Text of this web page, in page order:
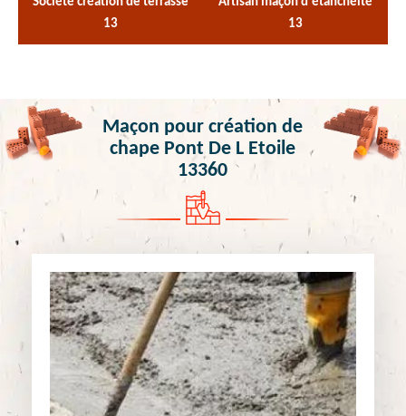
13
13
Maçon pour création de
chape Pont De L Etoile
13360